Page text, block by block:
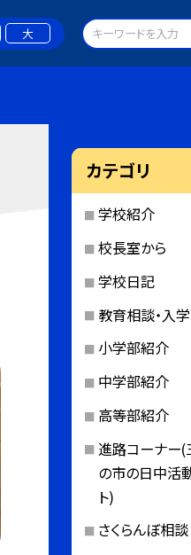
大
カテゴリ
学校紹介
校長室から
学校日記
教育相談・入学
小学部紹介
中学部紹介
高等部紹介
進路コーナー(
の市の日中活
ト)
さくらんぼ相談